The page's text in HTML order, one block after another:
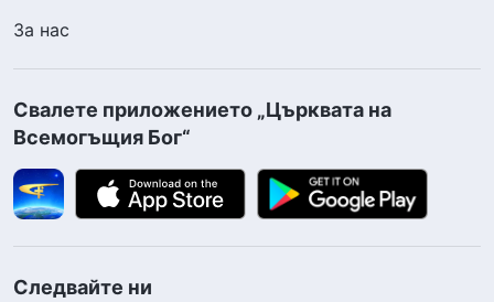
За нас
Свалете приложението „Църквата на
Всемогъщия Бог“
Следвайте ни